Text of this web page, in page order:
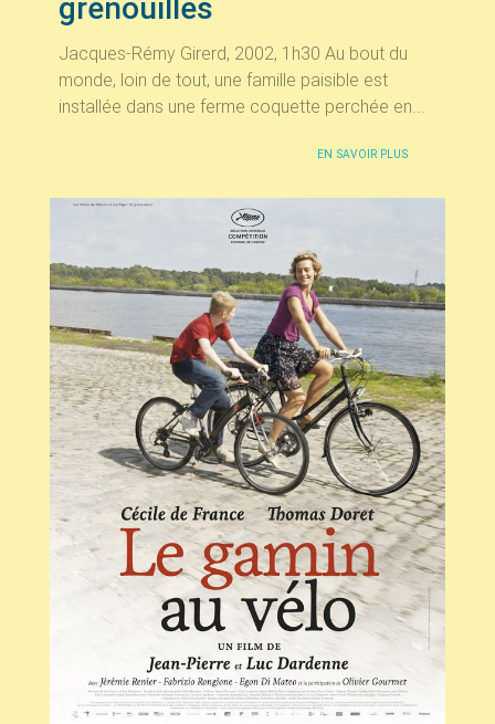
grenouilles
Jacques-Rémy Girerd, 2002, 1h30 Au bout du
monde, loin de tout, une famille paisible est
installée dans une ferme coquette perchée en...
EN SAVOIR PLUS